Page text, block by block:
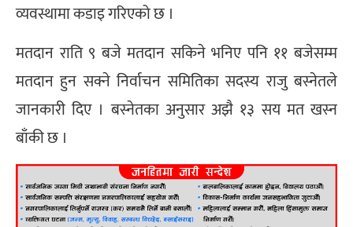
व्यवस्थामा कडाइ गरिएको छ ।
मतदान राति ९ बजे मतदान सकिने भनिए पनि ११ बजेसम्म
मतदान हुन सक्ने निर्वाचन समितिका सदस्य राजु बस्नेतले
जानकारी दिए । बस्नेतका अनुसार अझै १३ सय मत खस्न
बाँकी छ ।